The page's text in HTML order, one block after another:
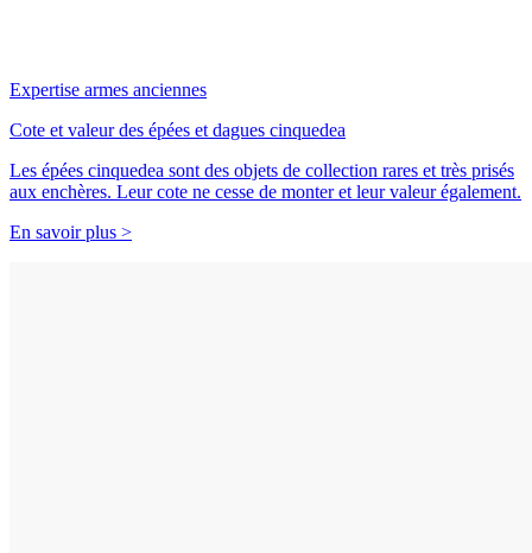
Expertise armes anciennes
Cote et valeur des épées et dagues cinquedea
Les épées cinquedea sont des objets de collection rares et très prisés
aux enchères. Leur cote ne cesse de monter et leur valeur également.
En savoir plus >